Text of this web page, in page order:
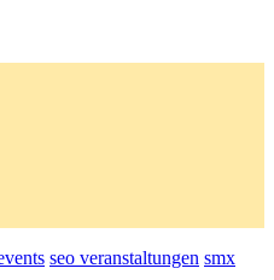
seo veranstaltungen smx